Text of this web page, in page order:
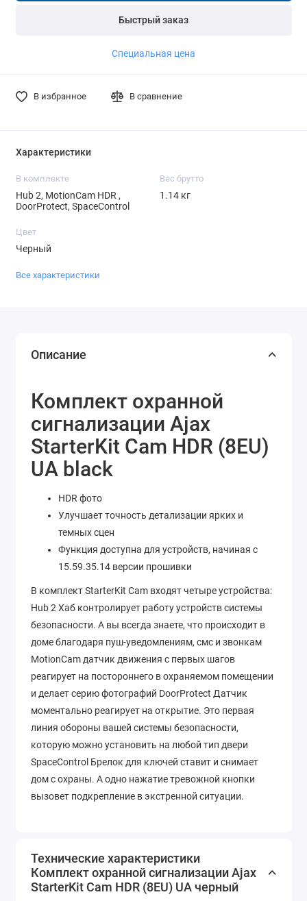
Быстрый заказ
Специальная цена
В избранное В сравнение
Характеристики
В комплекте
Hub 2, MotionCam HDR ,
DoorProtect, SpaceControl
Вес брутто
1.14 кг
Цвет
Черный
Все характеристики
Описание
Комплект охранной
сигнализации Ajax
StarterKit Cam HDR (8EU)
UA black
HDR фото
Улучшает точность детализации ярких и
темных сцен
Функция доступна для устройств, начиная с
15.59.35.14 версии прошивки
В комплект StarterKit Cam входят четыре устройства:
Hub 2 Хаб контролирует работу устройств системы
безопасности. А вы всегда знаете, что происходит в
доме благодаря пуш-уведомлениям, смс и звонкам
MotionCam датчик движения с первых шагов
реагирует на постороннего в охраняемом помещении
и делает серию фотографий DoorProtect Датчик
моментально реагирует на открытие. Это первая
линия обороны вашей системы безопасности,
которую можно установить на любой тип двери
SpaceControl Брелок для ключей ставит и снимает
дом с охраны. А одно нажатие тревожной кнопки
вызовет подкрепление в экстренной ситуации.
Технические характеристики
Комплект охранной сигнализации Ajax
StarterKit Cam HDR (8EU) UA черный